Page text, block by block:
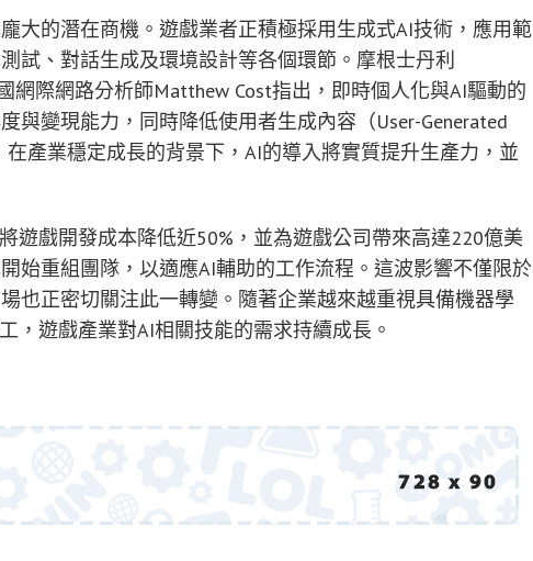
大的潛在商機。遊戲業者正積極採用生成式AI技術，應用範
試、對話生成及環境設計等各個環節。摩根士丹利
國網際網路分析師Matthew Cost指出，即時個人化與AI驅動的
與變現能力，同時降低使用者生成內容（User-Generated
產業穩定成長的背景下，AI的導入將實質提升生產力，並
遊戲開發成本降低近50%，並為遊戲公司帶來高達220億美
始重組團隊，以適應AI輔助的工作流程。這波影響不僅限於
也正密切關注此一轉變。隨著企業越來越重視具備機器學
，遊戲產業對AI相關技能的需求持續成長。